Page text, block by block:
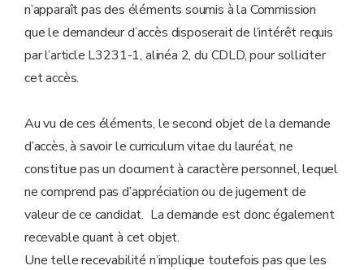
n’apparaît pas des éléments soumis à la Commission
que le demandeur d’accès disposerait de l’intérêt requis
par l’article L3231-1, alinéa 2, du CDLD, pour solliciter
cet accès.
Au vu de ces éléments, le second objet de la demande
d’accès, à savoir le curriculum vitae du lauréat, ne
constitue pas un document à caractère personnel, lequel
ne comprend pas d’appréciation ou de jugement de
valeur de ce candidat. La demande est donc également
recevable quant à cet objet.
Une telle recevabilité n’implique toutefois pas que les